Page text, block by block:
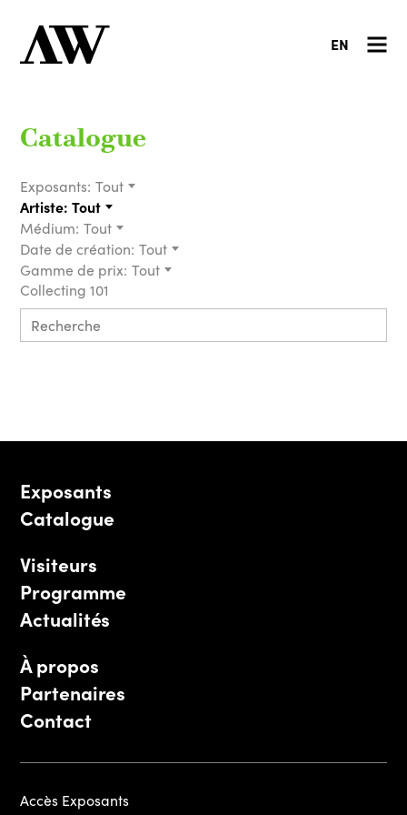
EN
Catalogue
Exposants: Tout
Artiste: Tout
Médium: Tout
Date de création: Tout
Gamme de prix: Tout
Collecting 101
Exposants
Catalogue
Visiteurs
Programme
Actualités
À propos
Partenaires
Contact
Accès Exposants